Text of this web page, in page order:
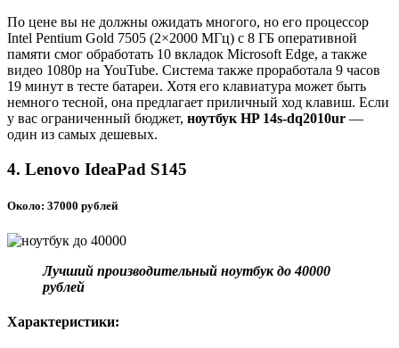
По цене вы не должны ожидать многого, но его процессор
Intel Pentium Gold 7505 (2×2000 МГц) с 8 ГБ оперативной
памяти смог обработать 10 вкладок Microsoft Edge, а также
видео 1080p на YouTube. Система также проработала 9 часов
19 минут в тесте батареи. Хотя его клавиатура может быть
немного тесной, она предлагает приличный ход клавиш. Если
у вас ограниченный бюджет, ноутбук HP 14s-dq2010ur —
один из самых дешевых.
4. Lenovo IdeaPad S145
Около: 37000 рублей
Лучший производительный ноутбук до 40000
рублей
Характеристики: